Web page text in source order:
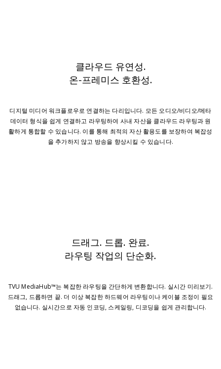
클라우드 유연성.
온-프레미스 호환성.
디지털 미디어 워크플로우로 연결하는 다리입니다. 모든 오디오/비디오/메타
데이터 형식을 쉽게 연결하고 라우팅하여 사내 자산을 클라우드 라우팅과 원
활하게 통합할 수 있습니다. 이를 통해 최적의 자산 활용도를 보장하여 복잡성
을 추가하지 않고 방송을 향상시킬 수 있습니다.
드래그. 드롭. 완료.
라우팅 작업의 단순화.
TVU MediaHub™는 복잡한 라우팅을 간단하게 변환합니다. 실시간 미리보기.
드래그, 드롭하면 끝. 더 이상 복잡한 하드웨어 라우팅이나 케이블 조정이 필요
없습니다. 실시간으로 자동 인코딩, 스케일링, 디코딩을 쉽게 관리합니다.